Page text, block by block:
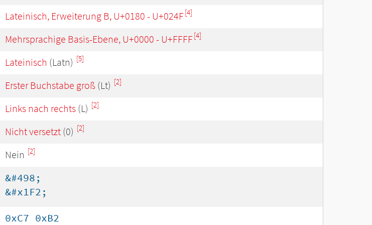
Lateinisch, Erweiterung B, U+0180 - U+024F[4]
Mehrsprachige Basis-Ebene, U+0000 - U+FFFF[4]
Lateinisch (Latn) [5]
Erster Buchstabe groß (Lt) [2]
Links nach rechts (L) [2]
Nicht versetzt (0) [2]
Nein [2]
&#498;
&#x1F2;
0xC7 0xB2